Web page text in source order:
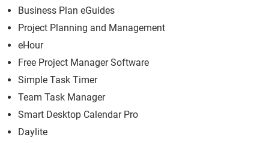
Business Plan eGuides
Project Planning and Management
eHour
Free Project Manager Software
Simple Task Timer
Team Task Manager
Smart Desktop Calendar Pro
Daylite